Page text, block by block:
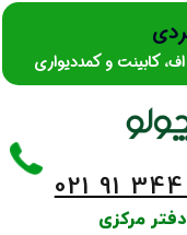
کابینت و کمددیواری
​​​​​​​021 91
دفتر مرکزی